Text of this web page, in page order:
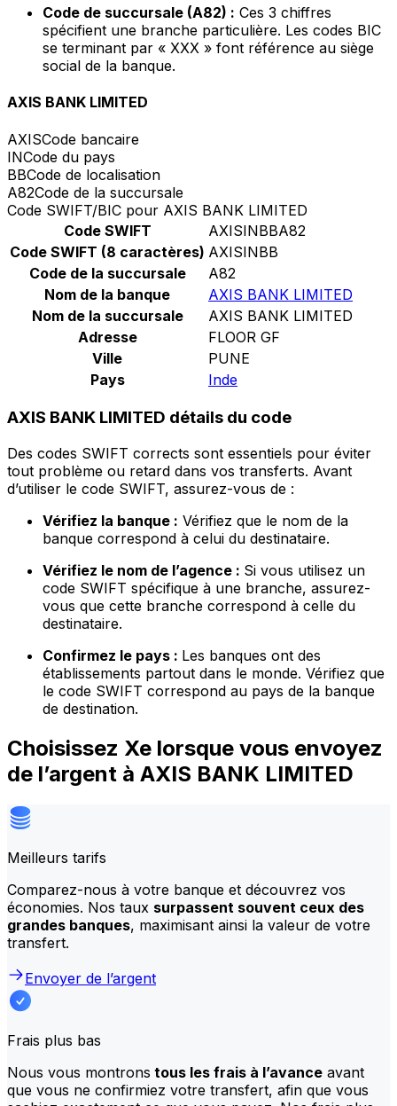
Code de succursale (A82) : Ces 3 chiffres
spécifient une branche particulière. Les codes BIC
se terminant par « XXX » font référence au siège
social de la banque.
AXIS BANK LIMITED
AXISCode bancaire
INCode du pays
BBCode de localisation
A82Code de la succursale
Code SWIFT/BIC pour AXIS BANK LIMITED
Code SWIFT
AXISINBBA82
Code SWIFT (8 caractères) AXISINBB
Code de la succursale
A82
Nom de la banque
AXIS BANK LIMITED
Nom de la succursale
AXIS BANK LIMITED
Adresse
FLOOR GF
Ville
PUNE
Pays
Inde
AXIS BANK LIMITED détails du code
Des codes SWIFT corrects sont essentiels pour éviter
tout problème ou retard dans vos transferts. Avant
d’utiliser le code SWIFT, assurez-vous de :
Vérifiez la banque : Vérifiez que le nom de la
banque correspond à celui du destinataire.
Vérifiez le nom de l’agence : Si vous utilisez un
code SWIFT spécifique à une branche, assurez-
vous que cette branche correspond à celle du
destinataire.
Confirmez le pays : Les banques ont des
établissements partout dans le monde. Vérifiez que
le code SWIFT correspond au pays de la banque
de destination.
Choisissez Xe lorsque vous envoyez
de l’argent à AXIS BANK LIMITED
Meilleurs tarifs
Comparez-nous à votre banque et découvrez vos
économies. Nos taux surpassent souvent ceux des
grandes banques, maximisant ainsi la valeur de votre
transfert.
Envoyer de l’argent
Frais plus bas
Nous vous montrons tous les frais à l’avance avant
que vous ne confirmiez votre transfert, afin que vous